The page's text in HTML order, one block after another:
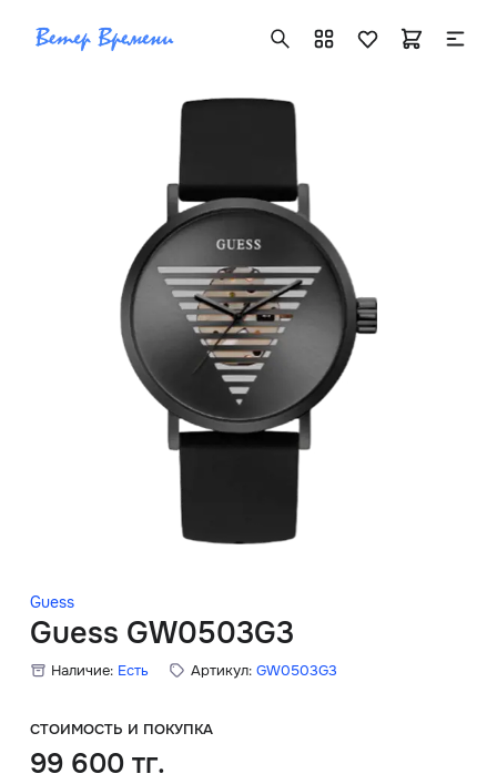
Guess
Guess GW0503G3
Наличие: Есть Артикул: GW0503G3
СТОИМОСТЬ И ПОКУПКА
99 600 тг.
+7 ( 705 ) 181-42-50
info@vetervremeni.kz
Авторизация
Каталог
Мужские часы
Женские часы
Скидки
Главная
О нас